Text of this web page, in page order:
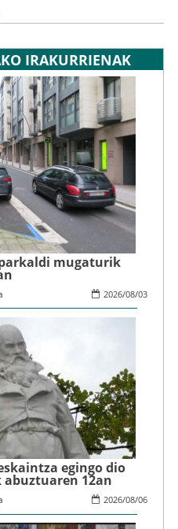
IRAKURRIENAK
mugaturik
2026/08/03
egingo dio
12an
2026/08/06